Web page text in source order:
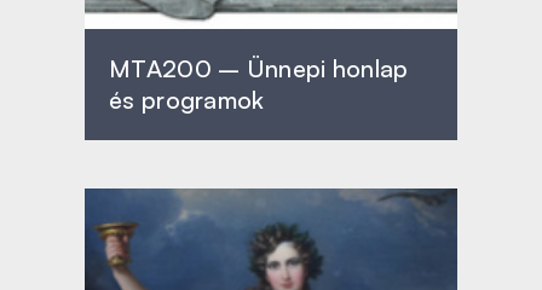
MTA200 – Ünnepi honlap
és programok